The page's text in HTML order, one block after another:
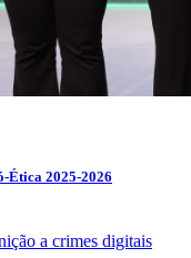
Ética 2025-2026